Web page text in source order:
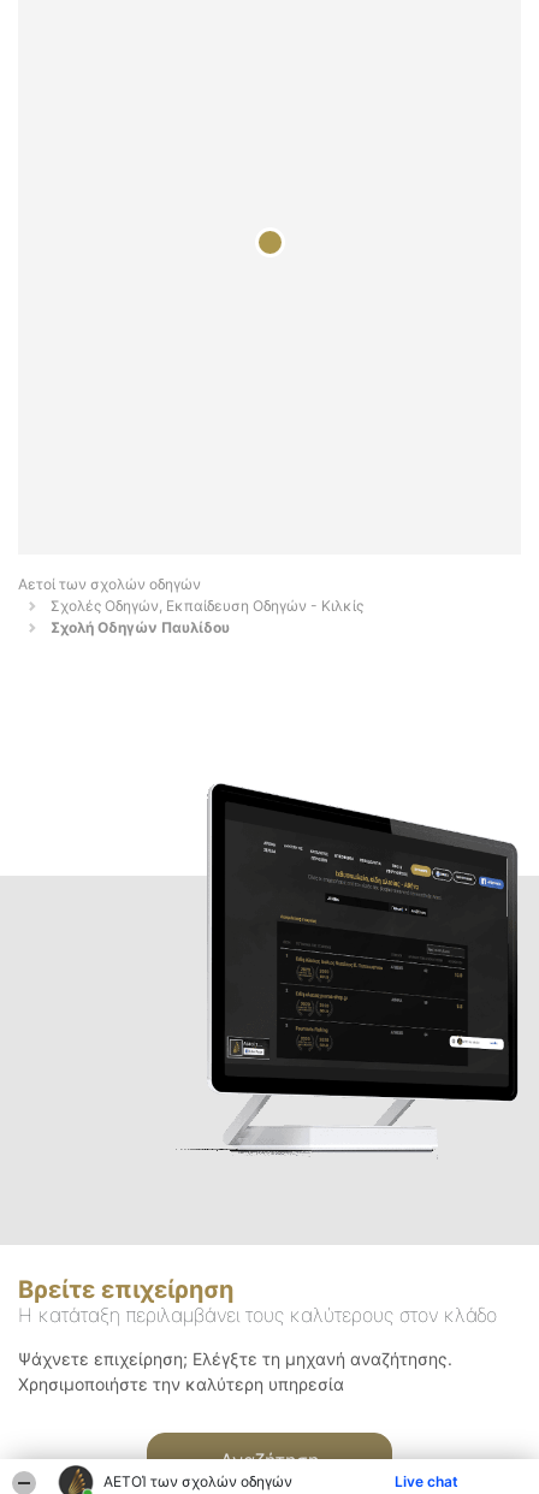
ΑΕΤΟΊ των σχολών οδηγών Live chat
Αετοί των σχολών οδηγών
Σχολές Οδηγών, Εκπαίδευση Οδηγών - Κιλκίς
Σχολή Οδηγών Παυλίδου
Βρείτε επιχείρηση
Η κατάταξη περιλαμβάνει τους καλύτερους στον κλάδο
Ψάχνετε επιχείρηση; Ελέγξτε τη μηχανή αναζήτησης.
Χρησιμοποιήστε την καλύτερη υπηρεσία
Αναζήτηση